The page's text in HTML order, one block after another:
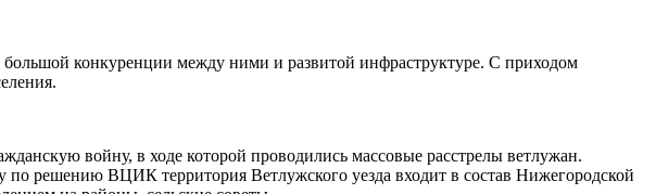
конкуренции между ними и развитой инфраструктуре. С приходом
войну, в ходе которой проводились массовые расстрелы ветлужан.
по решению ВЦИК территория Ветлужского уезда входит в состав Нижегородской